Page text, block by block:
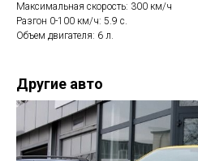
Максимальная скорость: 300 км/ч
Разгон 0-100 км/ч: 5.9 с.
Объем двигателя: 6 л.
Другие авто